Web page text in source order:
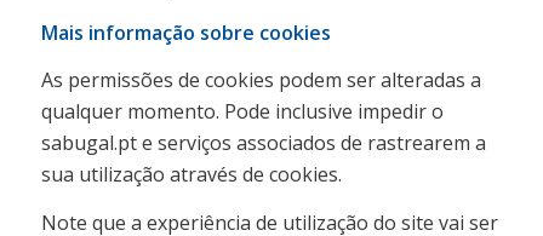
Mais informação sobre cookies
As permissões de cookies podem ser alteradas a
qualquer momento. Pode inclusive impedir o
sabugal.pt e serviços associados de rastrearem a
sua utilização através de cookies.
Note que a experiência de utilização do site vai ser